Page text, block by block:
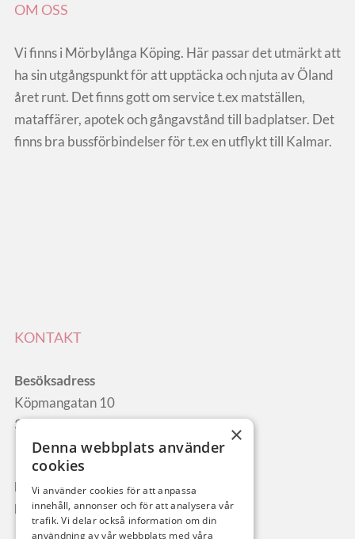
OM OSS
Vi finns i Mörbylånga Köping. Här passar det utmärkt att
ha sin utgångspunkt för att upptäcka och njuta av Öland
året runt. Det finns gott om service t.ex matställen,
mataffärer, apotek och gångavstånd till badplatser. Det
finns bra bussförbindelser för t.ex en utflykt till Kalmar.
KONTAKT
Besöksadress
Köpmangatan 10
386 50 Mörbylånga
Mail:info@kalkstenensbnb.se
Mobil:0706-33 02 91
×
Denna webbplats använder
cookies
Vi använder cookies för att anpassa
innehåll, annonser och för att analysera vår
trafik. Vi delar också information om din
användning av vår webbplats med våra